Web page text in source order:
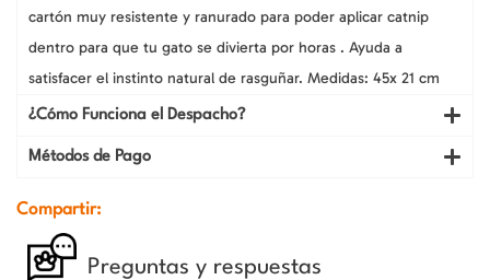
cartón muy resistente y ranurado para poder aplicar catnip
dentro para que tu gato se divierta por horas . Ayuda a
satisfacer el instinto natural de rasguñar. Medidas: 45x 21 cm
¿Cómo Funciona el Despacho?
Métodos de Pago
Compartir:
Preguntas y respuestas